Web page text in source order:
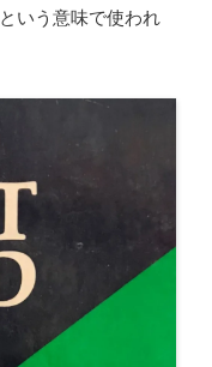
という意味で使われ